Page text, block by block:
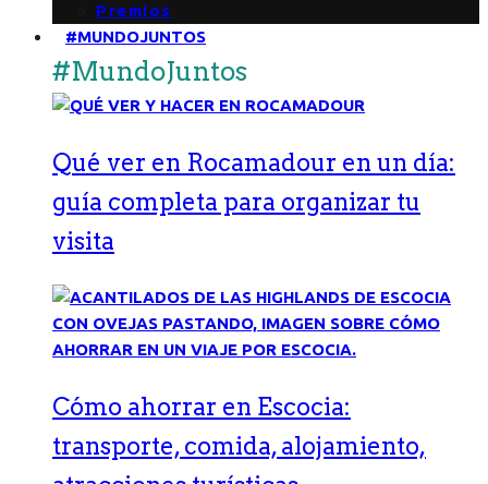
Premios
#MUNDOJUNTOS
#MundoJuntos
Qué ver en Rocamadour en un día:
guía completa para organizar tu
visita
Cómo ahorrar en Escocia:
transporte, comida, alojamiento,